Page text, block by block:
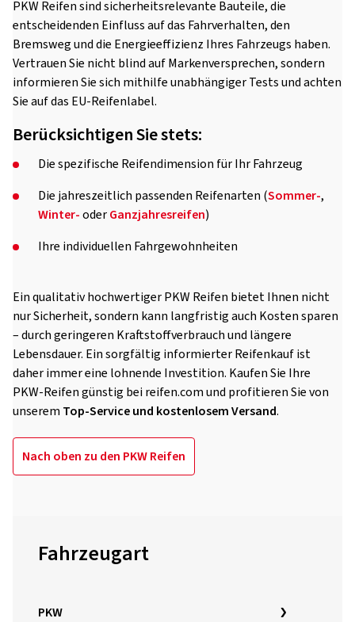
PKW Reifen sind sicherheitsrelevante Bauteile, die
entscheidenden Einfluss auf das Fahrverhalten, den
Bremsweg und die Energieeffizienz Ihres Fahrzeugs haben.
Vertrauen Sie nicht blind auf Markenversprechen, sondern
informieren Sie sich mithilfe unabhängiger Tests und achten
Sie auf das EU-Reifenlabel.
Berücksichtigen Sie stets:
Die spezifische Reifendimension für Ihr Fahrzeug
Die jahreszeitlich passenden Reifenarten (Sommer-,
Winter-oderGanzjahresreifen)
Ihre individuellen Fahrgewohnheiten
Ein qualitativ hochwertiger PKW Reifen bietet Ihnen nicht
nur Sicherheit, sondern kann langfristig auch Kosten sparen
– durch geringeren Kraftstoffverbrauch und längere
Lebensdauer. Ein sorgfältig informierter Reifenkauf ist
daher immer eine lohnende Investition. Kaufen Sie Ihre
PKW-Reifen günstig bei reifen.com und profitieren Sie von
unserem Top-Service und kostenlosem Versand.
Nach oben zu den PKW Reifen
Fahrzeugart
PKW